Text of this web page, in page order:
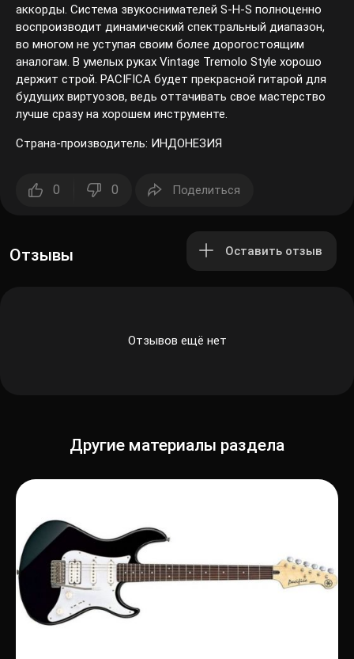
аккорды. Система звукоснимателей S-H-S полноценно
воспроизводит динамический спектральный диапазон,
во многом не уступая своим более дорогостоящим
аналогам. В умелых руках Vintage Tremolo Style хорошо
держит строй. PACIFICA будет прекрасной гитарой для
будущих виртуозов, ведь оттачивать свое мастерство
лучше сразу на хорошем инструменте.
Страна-производитель: ИНДОНЕЗИЯ
0 0 Поделиться
Отзывы Оставить отзыв
Отзывов ещё нет
Другие материалы раздела